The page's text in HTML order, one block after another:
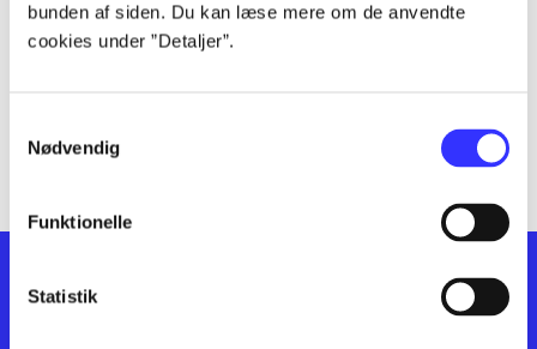
bunden af siden. Du kan læse mere om de anvendte
cookies under ”Detaljer”.
Nødvendig
Funktionelle
Statistik
lorem ipsum dolor sit amet ...
lorem ipsum dolor sit amet ...
lorem ipsum dolor sit amet ...